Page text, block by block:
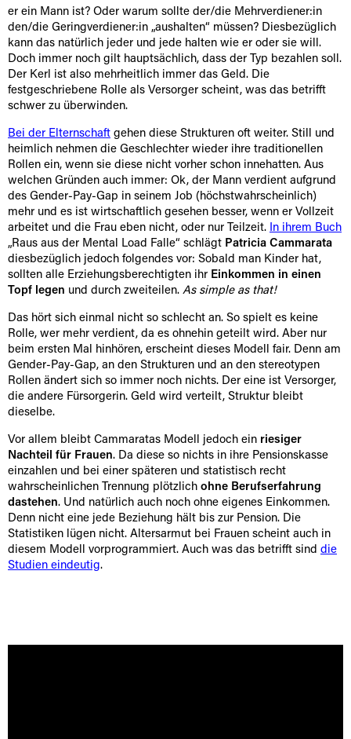
er ein Mann ist? Oder warum sollte der/die Mehrverdiener:in
den/die Geringverdiener:in „aushalten“ müssen? Diesbezüglich
kann das natürlich jeder und jede halten wie er oder sie will.
Doch immer noch gilt hauptsächlich, dass der Typ bezahlen soll.
Der Kerl ist also mehrheitlich immer das Geld. Die
festgeschriebene Rolle als Versorger scheint, was das betrifft
schwer zu überwinden.
Bei der Elternschaft gehen diese Strukturen oft weiter. Still und
heimlich nehmen die Geschlechter wieder ihre traditionellen
Rollen ein, wenn sie diese nicht vorher schon innehatten. Aus
welchen Gründen auch immer: Ok, der Mann verdient aufgrund
des Gender-Pay-Gap in seinem Job (höchstwahrscheinlich)
mehr und es ist wirtschaftlich gesehen besser, wenn er Vollzeit
arbeitet und die Frau eben nicht, oder nur Teilzeit. In ihrem Buch
„Raus aus der Mental Load Falle“ schlägt Patricia Cammarata
diesbezüglich jedoch folgendes vor: Sobald man Kinder hat,
sollten alle Erziehungsberechtigten ihr Einkommen in einen
Topf legen und durch zweiteilen. As simple as that!
Das hört sich einmal nicht so schlecht an. So spielt es keine
Rolle, wer mehr verdient, da es ohnehin geteilt wird. Aber nur
beim ersten Mal hinhören, erscheint dieses Modell fair. Denn am
Gender-Pay-Gap, an den Strukturen und an den stereotypen
Rollen ändert sich so immer noch nichts. Der eine ist Versorger,
die andere Fürsorgerin. Geld wird verteilt, Struktur bleibt
dieselbe.
Vor allem bleibt Cammaratas Modell jedoch ein riesiger
Nachteil für Frauen. Da diese so nichts in ihre Pensionskasse
einzahlen und bei einer späteren und statistisch recht
wahrscheinlichen Trennung plötzlich ohne Berufserfahrung
dastehen. Und natürlich auch noch ohne eigenes Einkommen.
Denn nicht eine jede Beziehung hält bis zur Pension. Die
Statistiken lügen nicht. Altersarmut bei Frauen scheint auch in
diesem Modell vorprogrammiert. Auch was das betrifft sind die
Studien eindeutig.